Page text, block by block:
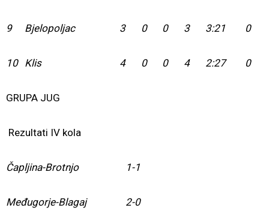
9 Bjelopoljac 3 0 0 3 3:21 0
10 Klis 4 0 0 4 2:27 0
GRUPA JUG
Rezultati IV kola
Čapljina-Brotnjo 1-1
Međugorje-Blagaj 2-0